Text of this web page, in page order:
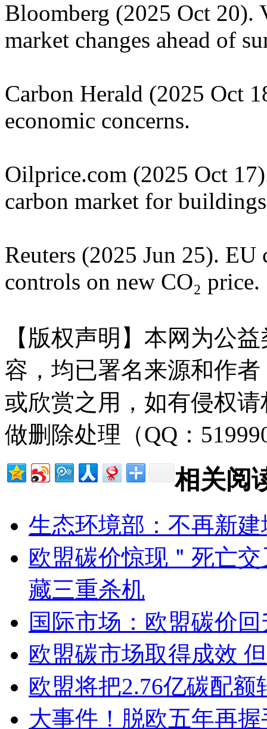
Bloomberg (2025 Oct 20).
market changes ahead of
Carbon Herald (2025 Oct
economic concerns.
Oilprice.com (2025 Oct
carbon market for
Reuters (2025 Jun 25). EU
controls on new CO₂ price.
【版权声明】本网为公
容，均已署名来源和作
或欣赏之用，如有侵权
做删除处理（QQ：
相关阅
生态环境部：不再新
欧盟碳价惊现＂死亡
藏三重杀机
国际市场：欧盟碳价
欧盟碳市场取得成效
欧盟将把2.76亿碳配额
大事件！脱欧五年再